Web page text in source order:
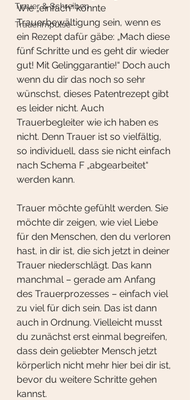
Trauer & Schreiben
Trauerimpulse
Wie „einfach“ könnte
Trauerbewältigung sein, wenn es
ein Rezept dafür gäbe: „Mach diese
fünf Schritte und es geht dir wieder
gut! Mit Gelinggarantie!“ Doch auch
wenn du dir das noch so sehr
wünschst, dieses Patentrezept gibt
es leider nicht. Auch
Trauerbegleiter wie ich haben es
nicht. Denn Trauer ist so vielfältig,
so individuell, dass sie nicht einfach
nach Schema F „abgearbeitet“
werden kann.
Trauer möchte gefühlt werden. Sie
möchte dir zeigen, wie viel Liebe
für den Menschen, den du verloren
hast, in dir ist, die sich jetzt in deiner
Trauer niederschlägt. Das kann
manchmal – gerade am Anfang
des Trauerprozesses – einfach viel
zu viel für dich sein. Das ist dann
auch in Ordnung. Vielleicht musst
du zunächst erst einmal begreifen,
dass dein geliebter Mensch jetzt
körperlich nicht mehr hier bei dir ist,
bevor du weitere Schritte gehen
kannst.